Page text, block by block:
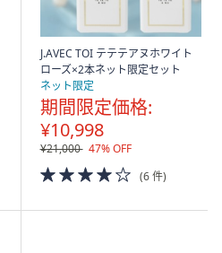
J.AVEC TOI テテテアヌホワイト
ローズ×2本ネット限定セット
ネット限定
期間限定価格:
¥10,998
¥21,000 47% OFF
4.0
of
(6 件)